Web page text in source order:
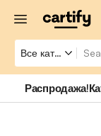
Распродажа!